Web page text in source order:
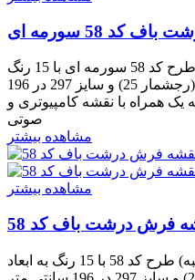
58 سورمه ای
نخ و نقشه فرش درشت باف (گبه) طرح کد 58 سورمه ای با 15 رنگ
به ابعاد 1060 رج در 699 گره (رجشمار 25) و سایز 297 در 196
همراه با نقشه کامپیوتری و
صوتی
مشاهده بیشتر
مشاهده بیشتر
فرش درشت باف کد 58
نخ و نقشه فرش درشت باف (گبه) طرح کد 58 با 15 رنگ به ابعاد